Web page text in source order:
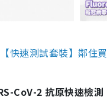
快速測試套裝】鄰住
CoV-2 抗原快速檢測